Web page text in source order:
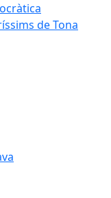
de Tona